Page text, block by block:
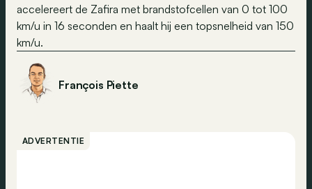
accelereert de Zafira met brandstofcellen van 0 tot 100
km/u in 16 seconden en haalt hij een topsnelheid van 150
km/u.
François Piette
ADVERTENTIE